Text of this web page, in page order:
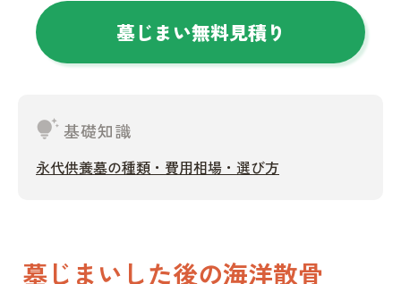
墓じまい無料見積り
tips_and_updates基礎知識
永代供養墓の種類・費用相場・選び方
墓じまいした後の海洋散骨